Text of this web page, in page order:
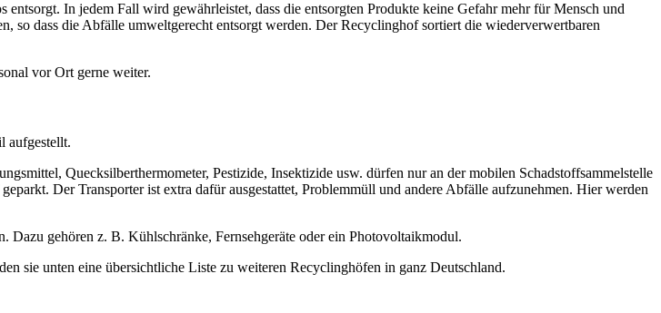
In jedem Fall wird gewährleistet, dass die entsorgten Produkte keine Gefahr mehr für Mensch und
so dass die Abfälle umweltgerecht entsorgt werden. Der Recyclinghof sortiert die wiederverwertbaren
vor Ort gerne weiter.
aufgestellt.
Quecksilberthermometer, Pestizide, Insektizide usw. dürfen nur an der mobilen Schadstoffsammelstelle
Der Transporter ist extra dafür ausgestattet, Problemmüll und andere Abfälle aufzunehmen. Hier werden
Dazu gehören z. B. Kühlschränke, Fernsehgeräte oder ein Photovoltaikmodul.
sie unten eine übersichtliche Liste zu weiteren Recyclinghöfen in ganz Deutschland.